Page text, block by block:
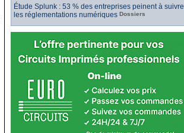
Étude Splunk : 53 % des entreprises peinent à suivre
les réglementations numériques Dossiers